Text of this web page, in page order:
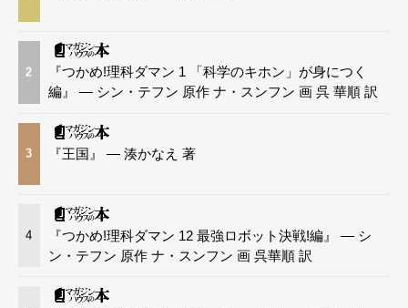
2
『つかめ!理科ダマン 1 「科学のキホン」が身につく
編』 — シン・テフン 原作 ナ・スンフン 画 呉 華順 訳
3 『王国』 — 湊かなえ 著
4
『つかめ!理科ダマン 12 最強ロボット決戦!編』 — シ
ン・テフン 原作 ナ・スンフン 画 呉華順 訳